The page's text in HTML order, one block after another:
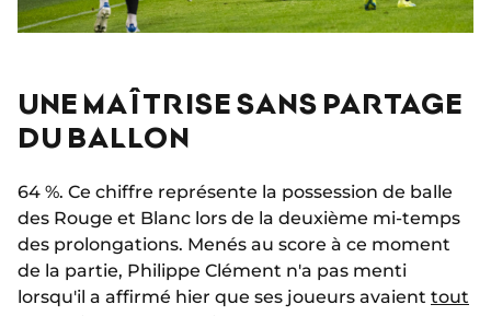
UNE MAÎTRISE SANS PARTAGE
DU BALLON
64 %. Ce chiffre représente la possession de balle
des Rouge et Blanc lors de la deuxième mi-temps
des prolongations. Menés au score à ce moment
de la partie, Philippe Clément n'a pas menti
lorsqu'il a affirmé hier que ses joueurs avaient tout